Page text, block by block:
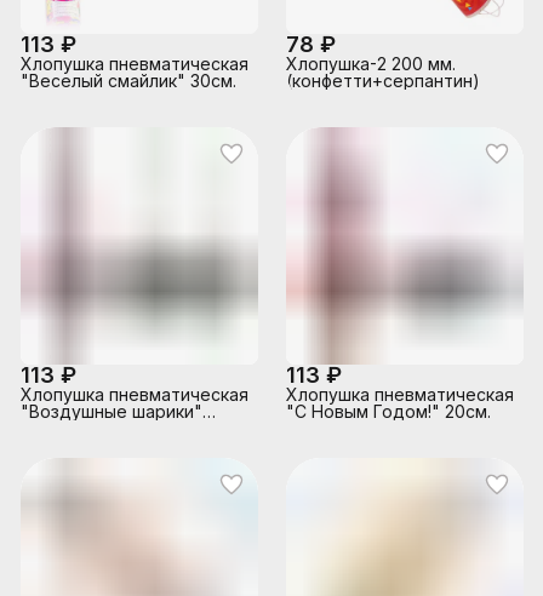
113 ₽
Хлопушка пневматическая
"Веселый смайлик" 30см.
78 ₽
Хлопушка-2 200 мм.
(конфетти+серпантин)
113 ₽
Хлопушка пневматическая
"Воздушные шарики"
113 ₽
Хлопушка пневматическая
"С Новым Годом!" 20см.